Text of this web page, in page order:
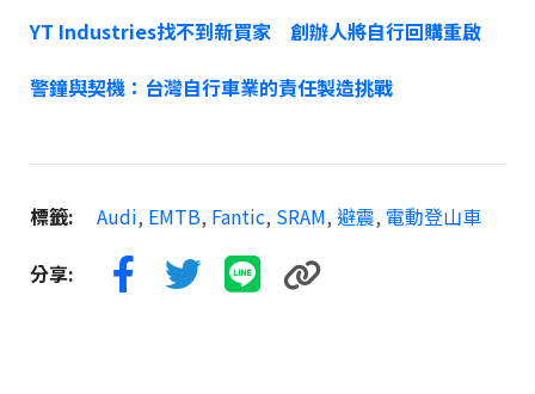
YT Industries找不到新買家 創辦人將自行回購重啟
警鐘與契機：台灣自行車業的責任製造挑戰
標籤: Audi, EMTB, Fantic, SRAM, 避震, 電動登山車
分享: